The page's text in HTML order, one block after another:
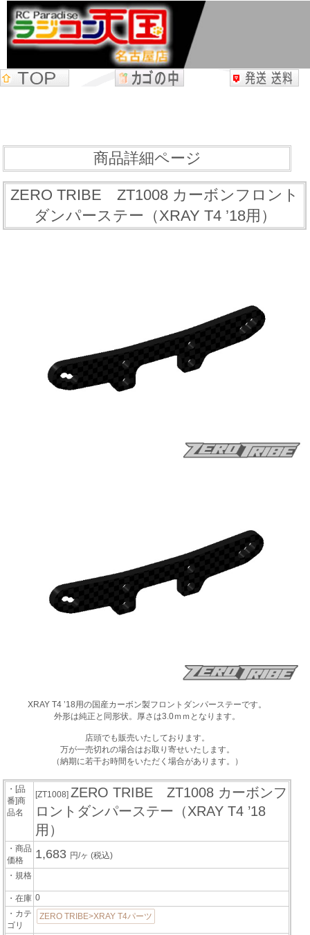
商品詳細ページ
ZERO TRIBE ZT1008 カーボンフロント
ダンパーステー（XRAY T4 ’18用）
XRAY T4 ’18用の国産カーボン製フロントダンパーステーです。
外形は純正と同形状。厚さは3.0ｍｍとなります。
店頭でも販売いたしております。
万が一売切れの場合はお取り寄せいたします。
（納期に若干お時間をいただく場合があります。）
・[品
番]商
品名
[ZT1008]ZERO TRIBE ZT1008 カーボンフ
ロントダンパーステー（XRAY T4 ’18
用）
・商品
価格
1,683 円/ヶ(税込)
・規格
・在庫 0
・カテ
ゴリ
ZERO TRIBE>XRAY T4パーツ